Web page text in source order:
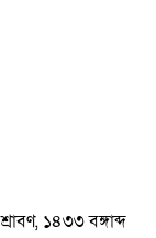
১৪৩৩ বঙ্গাব্দ